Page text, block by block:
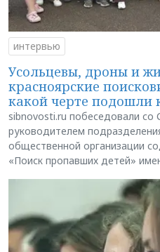
интервью
Усольцевы, дроны и
красноярские
какой черте подошли
sibnovosti.ru побеседовали
руководителем
общественной организации
«Поиск пропавших детей»